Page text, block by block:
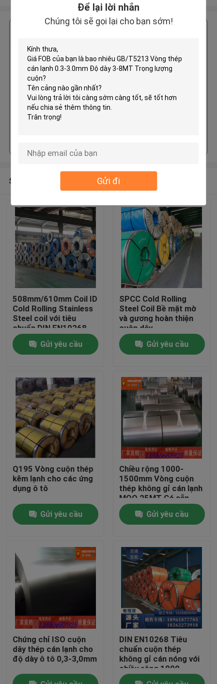
Để lại lời nhắn
Chúng tôi sẽ gọi lại cho bạn sớm!
Gửi đi
Nhà
Sản phẩm
Video
Về chúng tôi
Tham quan nhà máy
Kiểm soát chất lượng
Liên hệ chúng tôi
Yêu cầu báo giá
cuộn dây thép không gỉ
Thép cuộn cán nguội
GB/T5213 Vòng thép cán lạnh
0.3-3.0mm Độ dày 3-8MT Trọng
Sản phẩm khuyến cáo
508mm/610mm Coil ID
Cold Rolling Stainless
Steel coil với tiêu
chuẩn DIN EN10268
Gửi yêu cầu
SPCC Cold Rolling
Steel Coil Bề mặt mờ
và gương hoàn thiện
cuộn dây
508mm/610mm
Gửi yêu cầu
Q195 Vòng cuộn thép
kẽm lạnh cho các ứng
dụng ô tô
Gửi yêu cầu
Chiều rộng 1000-
1500mm Vòng cuộn
thép không gỉ cán lạnh
MOQ 25MT Có sẵn
Gửi yêu cầu
Chứng chỉ ISO cuộn
dây thép cán lạnh cho
độ dày ô tô 0,3-3,0mm
DIN EN10268 Tiêu
chuẩn cuộn thép
không gỉ cán nóng với
chiều rộng 1000-
1500mm